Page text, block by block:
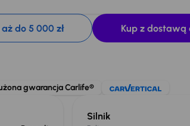
do 5 000 zł Kup z dostawą
gwarancja Carlife®
Silnik